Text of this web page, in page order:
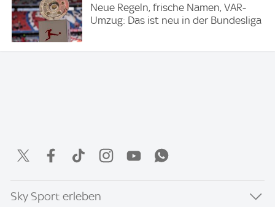
Neue Regeln, frische Namen, VAR-
Umzug: Das ist neu in der Bundesliga
Sky Sport erleben